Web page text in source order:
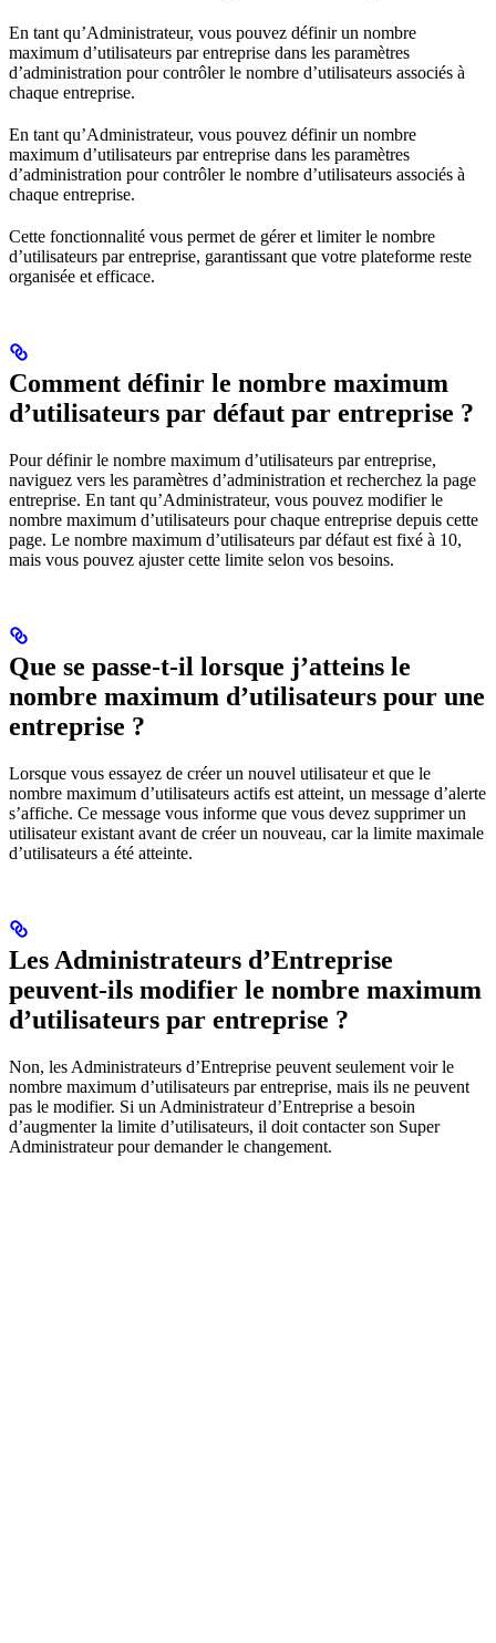
En tant qu’Administrateur, vous pouvez définir un nombre
maximum d’utilisateurs par entreprise dans les paramètres
d’administration pour contrôler le nombre d’utilisateurs associés à
chaque entreprise.
En tant qu’Administrateur, vous pouvez définir un nombre
maximum d’utilisateurs par entreprise dans les paramètres
d’administration pour contrôler le nombre d’utilisateurs associés à
chaque entreprise.
Cette fonctionnalité vous permet de gérer et limiter le nombre
d’utilisateurs par entreprise, garantissant que votre plateforme reste
organisée et efficace.
Comment définir le nombre maximum
d’utilisateurs par défaut par entreprise ?
Pour définir le nombre maximum d’utilisateurs par entreprise,
naviguez vers les paramètres d’administration et recherchez la page
entreprise. En tant qu’Administrateur, vous pouvez modifier le
nombre maximum d’utilisateurs pour chaque entreprise depuis cette
page. Le nombre maximum d’utilisateurs par défaut est fixé à 10,
mais vous pouvez ajuster cette limite selon vos besoins.
Que se passe-t-il lorsque j’atteins le
nombre maximum d’utilisateurs pour une
entreprise ?
Lorsque vous essayez de créer un nouvel utilisateur et que le
nombre maximum d’utilisateurs actifs est atteint, un message d’alerte
s’affiche. Ce message vous informe que vous devez supprimer un
utilisateur existant avant de créer un nouveau, car la limite maximale
d’utilisateurs a été atteinte.
Les Administrateurs d’Entreprise
peuvent-ils modifier le nombre maximum
d’utilisateurs par entreprise ?
Non, les Administrateurs d’Entreprise peuvent seulement voir le
nombre maximum d’utilisateurs par entreprise, mais ils ne peuvent
pas le modifier. Si un Administrateur d’Entreprise a besoin
d’augmenter la limite d’utilisateurs, il doit contacter son Super
Administrateur pour demander le changement.